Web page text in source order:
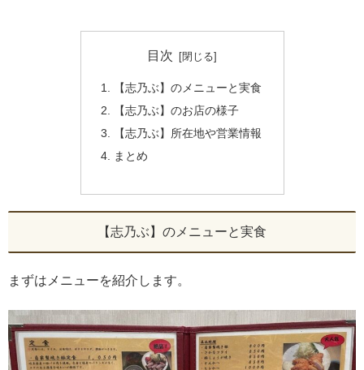
目次
【志乃ぶ】のメニューと実食
【志乃ぶ】のお店の様子
【志乃ぶ】所在地や営業情報
まとめ
【志乃ぶ】のメニューと実食
まずはメニューを紹介します。